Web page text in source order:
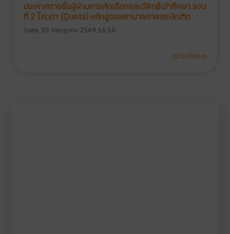
ประกาศรายชื่อผู้ผ่านการคัดเลือกและมีสิทธิ์เข้าศึกษา รอบ
ที่ 2 โควตา (Quota) หลักสูตรพยาบาลศาสตรบัณฑิต
วันพุธ, 01 กรกฎาคม 2569 16:10
ดูข่าวทั้งหมด